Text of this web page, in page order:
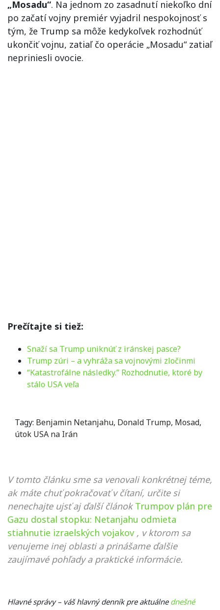
„Mosadu“. Na jednom zo zasadnutí niekoľko dní
po začatí vojny premiér vyjadril nespokojnosť s
tým, že Trump sa môže kedykoľvek rozhodnúť
ukončiť vojnu, zatiaľ čo operácie „Mosadu“ zatiaľ
nepriniesli ovocie.
Prečítajte si tiež:
Snaží sa Trump uniknúť z iránskej pasce?
Trump zúri – a vyhráža sa vojnovými zločinmi
“Katastrofálne následky.” Rozhodnutie, ktoré by
stálo USA veľa
Tagy: Benjamin Netanjahu, Donald Trump, Mosad,
útok USA na Irán
V tomto článku sme sa venovali konkrétnej téme,
ak máte chuť pokračovať v čítaní, určite si
nenechajte ujsť aj ďalší článok Trumpov plán pre
Gazu dostal stopku: Netanjahu odmieta
stiahnutie izraelských vojakov , v ktorom sa
venujeme inej oblasti a prinášame ďalšie
zaujímavé pohľady a praktické informácie.
Hlavné správy – váš hlavný denník pre aktuálne dnešné